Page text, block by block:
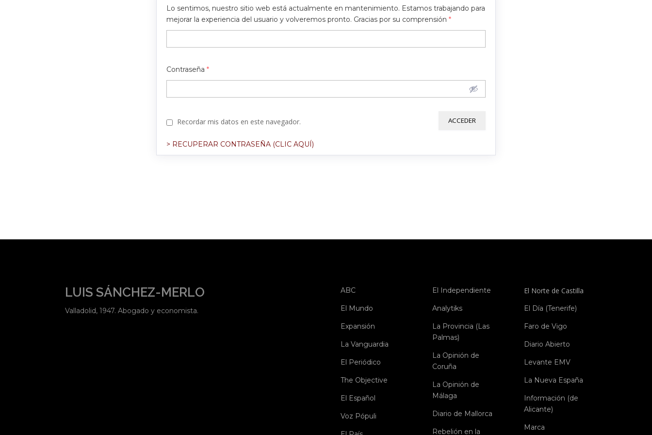
Lo sentimos, nuestro sitio web está actualmente en mantenimiento. Estamos trabajando para
mejorar la experiencia del usuario y volveremos pronto. Gracias por su comprensión *
Contraseña *
Recordar mis datos en este navegador.
> RECUPERAR CONTRASEÑA (CLIC AQUÍ)
LUIS SÁNCHEZ-MERLO
Valladolid, 1947. Abogado y economista.
ABC
El Mundo
Expansión
La Vanguardia
El Periódico
The Objective
El Español
Voz Pópuli
El Independiente
Analytiks
La Provincia (Las
Palmas)
La Opinión de
Coruña
La Opinión de
Málaga
Diario de Mallorca
Rebelión en la
El Norte de Castilla
El Día (Tenerife)
Faro de Vigo
Diario Abierto
Levante EMV
La Nueva España
Información (de
Alicante)
Marca